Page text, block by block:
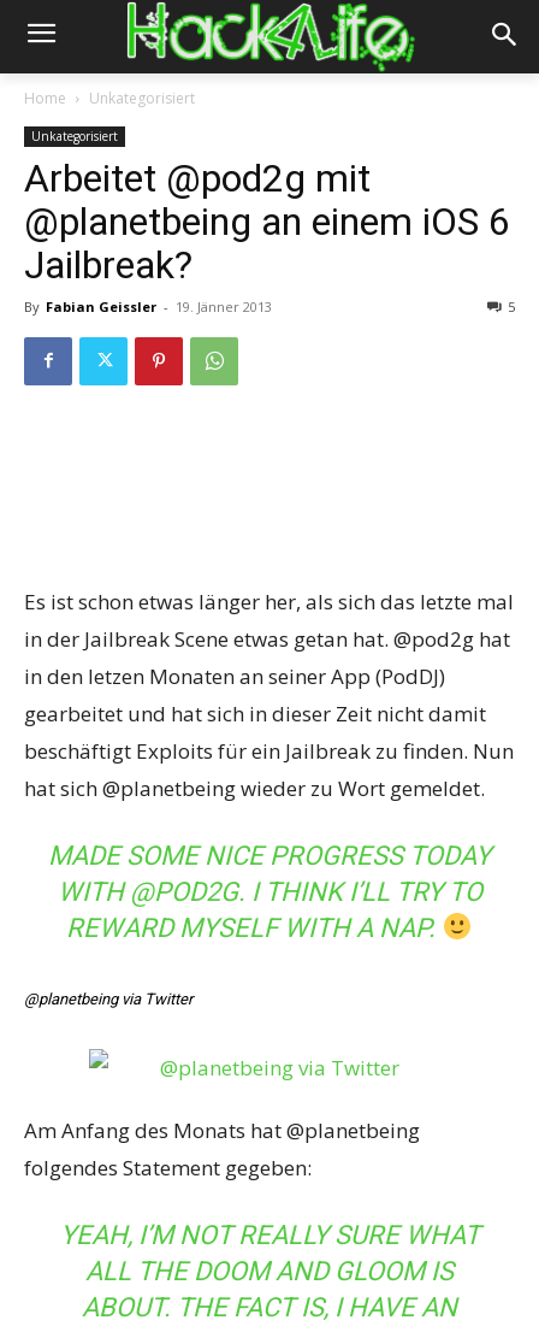
Home Unkategorisiert
Unkategorisiert
Arbeitet @pod2g mit
@planetbeing an einem iOS 6
Jailbreak?
By Fabian Geissler - 19. Jänner 2013 5
Es ist schon etwas länger her, als sich das letzte mal
in der Jailbreak Scene etwas getan hat. @pod2g hat
in den letzen Monaten an seiner App (PodDJ)
gearbeitet und hat sich in dieser Zeit nicht damit
beschäftigt Exploits für ein Jailbreak zu finden. Nun
hat sich @planetbeing wieder zu Wort gemeldet.
MADE SOME NICE PROGRESS TODAY
WITH @POD2G. I THINK I’LL TRY TO
REWARD MYSELF WITH A NAP.
@planetbeing via Twitter
Am Anfang des Monats hat @planetbeing
folgendes Statement gegeben:
YEAH, I’M NOT REALLY SURE WHAT
ALL THE DOOM AND GLOOM IS
ABOUT. THE FACT IS, I HAVE AN